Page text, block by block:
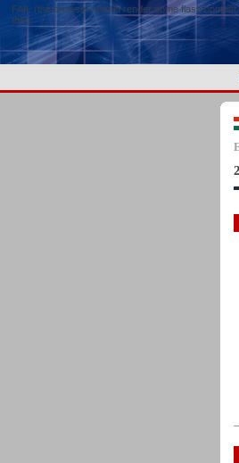
FAIL (the browser should render some flash
this).